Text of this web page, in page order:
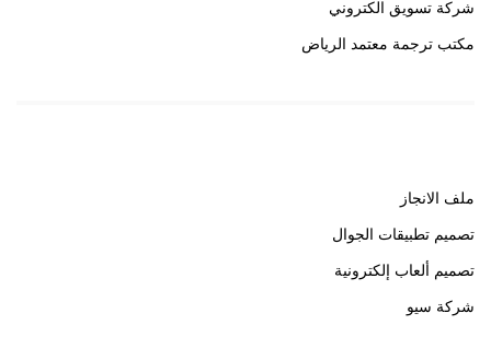
شركة تسويق الكتروني
مكتب ترجمة معتمد الرياض
ملف الانجاز
تصميم تطبيقات الجوال
تصميم ألعاب إلكترونية
شركة سيو